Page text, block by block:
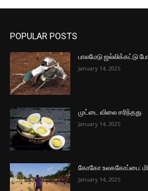
POPULAR POSTS
பாலமேடு ஜல்லிக்கட்டு
January 14, 2025
முட்டை விலை சரிந்தது
January 14, 2025
கோகோ உலககோப்பை:
January 14, 2025